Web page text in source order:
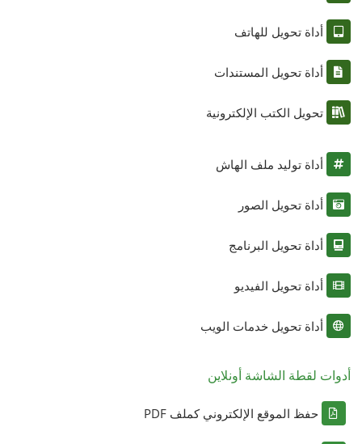
أداة تحويل للهاتف
أداة تحويل المستندات
تحويل الكتب الإلكترونية
أداة توليد ملف الهاش
أداة تحويل الصور
أداة تحويل البرنامج
أداة تحويل الفيديو
أداة تحويل خدمات الويب
أدوات لقطة الشاشة أونلاين
حفظ الموقع الإلكتروني كملف PDF